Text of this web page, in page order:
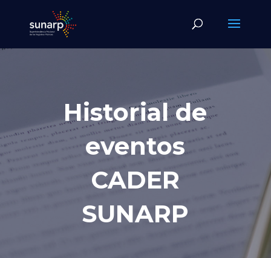
Historial de
eventos
CADER
SUNARP